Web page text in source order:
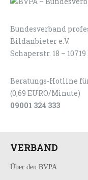
Bundesverband
Bildanbieter e.V.
Schaperstr. 18 –
Beratungs-Hotline
(0,69 EURO/Minute)
09001 324 333
VERBAND
Über den BVPA